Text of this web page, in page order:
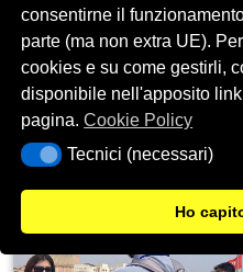
consentirne il
parte (ma non extra UE).
cookies e su come gestirli,
disponibile nell'apposito
pagina.Cookie Policy
Tecnici (necessari)
Tecnici (necessari)
Ho